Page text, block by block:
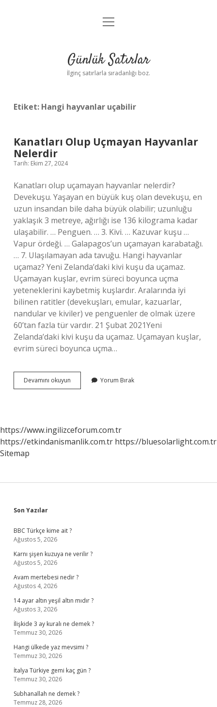
Anasayfa
Yasal Uyarı
menüyü
Günlük Satırlar
İlginç satırlarla sıradanlığı boz.
Etiket: Hangi hayvanlar uçabilir
Kanatları Olup Uçmayan Hayvanlar
Nelerdir
Tarih: Ekim 27, 2024
Kanatları olup uçamayan hayvanlar nelerdir?
Devekuşu. Yaşayan en büyük kuş olan devekuşu, en
uzun insandan bile daha büyük olabilir; uzunluğu
yaklaşık 3 metreye, ağırlığı ise 136 kilograma kadar
ulaşabilir. … Penguen. … 3. Kivi. … Kazuvar kuşu …
Vapur ördeği. … Galapagos’un uçamayan karabatağı.
… 7. Ulaşılamayan ada tavuğu. Hangi hayvanlar
uçamaz? Yeni Zelanda’daki kivi kuşu da uçamaz.
Uçamayan kuşlar, evrim süreci boyunca uçma
yeteneklerini kaybetmiş kuşlardır. Aralarında iyi
bilinen ratitler (devekuşları, emular, kazuarlar,
nandular ve kiviler) ve penguenler de olmak üzere
60’tan fazla tür vardır. 21 Şubat 2021Yeni
Zelanda’daki kivi kuşu da uçamaz. Uçamayan kuşlar,
evrim süreci boyunca uçma…
Devamını okuyun Kanatları
Olup
Yorum Bırak
https://www.ingilizceforum.com.tr
https://etkindanismanlik.com.tr https://bluesolarlight.com.tr
Sitemap
Sidebar
Son Yazılar
BBC Türkçe kime ait ?
Ağustos 5, 2026
Karnı şişen kuzuya ne verilir ?
Ağustos 5, 2026
Avam mertebesi nedir ?
Ağustos 4, 2026
14 ayar altın yeşil altın mıdır ?
Ağustos 3, 2026
İlişkide 3 ay kuralı ne demek ?
Temmuz 30, 2026
Hangi ülkede yaz mevsimi ?
Temmuz 30, 2026
İtalya Türkiye gemi kaç gün ?
Temmuz 30, 2026
Subhanallah ne demek ?
Temmuz 28, 2026